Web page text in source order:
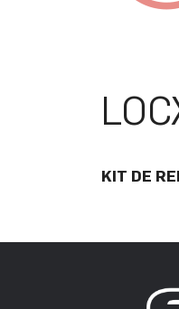
KIT DE